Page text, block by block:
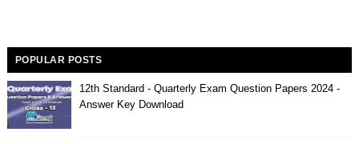
POPULAR POSTS
12th Standard - Quarterly Exam Question Papers 2024 -
Answer Key Download